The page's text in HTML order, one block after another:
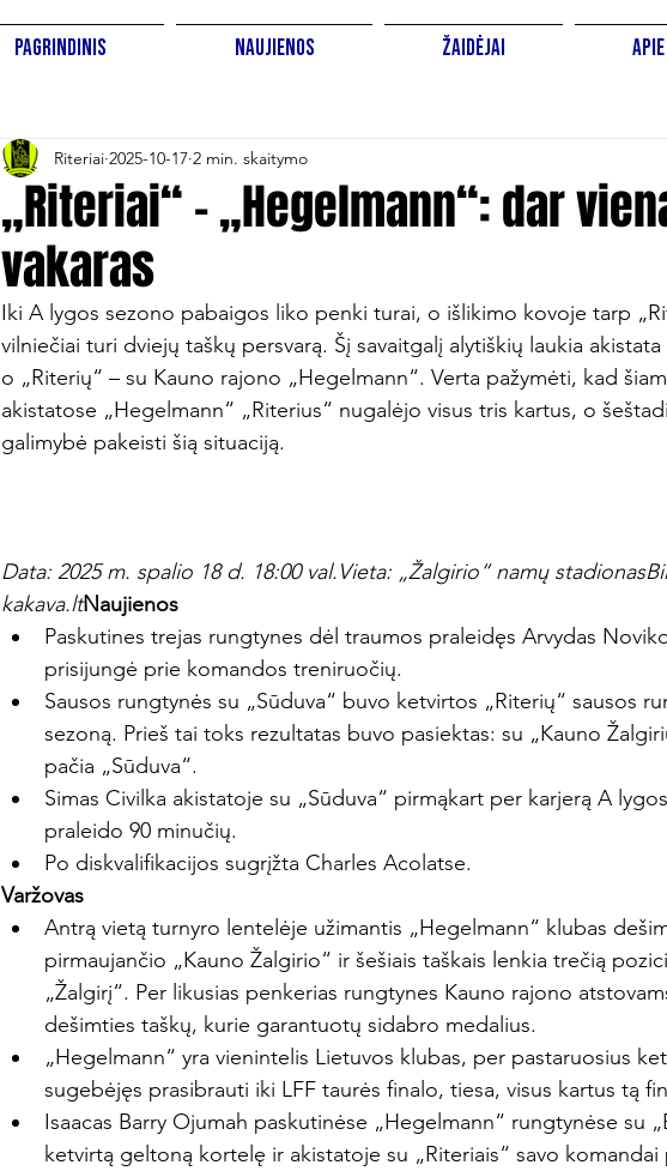
Pagrindinis Naujienos Žaidėjai
„Riteriai“ – „Hegelmann“: dar
vakaras
Riteriai 2025-10-17 2 min. skaitymo
Iki A lygos sezono pabaigos liko penki turai, o išlikimo kovoje tarp
vilniečiai turi dviejų taškų persvarą. Šį savaitgalį alytiškių laukia
o „Riterių“ – su Kauno rajono „Hegelmann“. Verta pažymėti, kad
akistatose „Hegelmann“ „Riterius“ nugalėjo visus tris kartus, o
galimybė pakeisti šią situaciją.
Data: 2025 m. spalio 18 d. 18:00 val.Vieta: „Žalgirio“ namų stadionas
kakava.ltNaujienos
Paskutines trejas rungtynes dėl traumos praleidęs Arvydas
prisijungė prie komandos treniruočių.
Sausos rungtynės su „Sūduva“ buvo ketvirtos „Riterių“ sausos
sezoną. Prieš tai toks rezultatas buvo pasiektas: su „Kauno
pačia „Sūduva“.
Simas Civilka akistatoje su „Sūduva“ pirmąkart per karjerą A
praleido 90 minučių.
Po diskvalifikacijos sugrįžta Charles Acolatse.
Varžovas
Antrą vietą turnyro lentelėje užimantis „Hegelmann“ klubas
pirmaujančio „Kauno Žalgirio“ ir šešiais taškais lenkia trečią
„Žalgirį“. Per likusias penkerias rungtynes Kauno rajono
dešimties taškų, kurie garantuotų sidabro medalius.
„Hegelmann“ yra vienintelis Lietuvos klubas, per pastaruosius
sugebėjęs prasibrauti iki LFF taurės finalo, tiesa, visus kartus tą
Isaacas Barry Ojumah paskutinėse „Hegelmann“ rungtynėse su
ketvirtą geltoną kortelę ir akistatoje su „Riteriais“ savo komandai